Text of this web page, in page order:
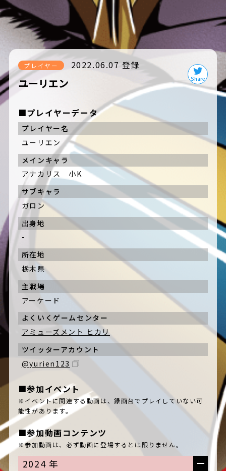
プレイヤー 2022.06.07 登録
ユーリエン
■プレイヤーデータ
プレイヤー名
ユーリエン
メインキャラ
アナカリス 小K
サブキャラ
ガロン
出身地
-
所在地
栃木県
主戦場
アーケード
よくいくゲームセンター
アミューズメント ヒカリ
ツイッターアカウント
@yurien123
■参加イベント
※イベントに関連する動画は、録画台でプレイしていない可
能性があります。
■参加動画コンテンツ
※参加動画は、必ず動画に登場するとは限りません。
2024 年